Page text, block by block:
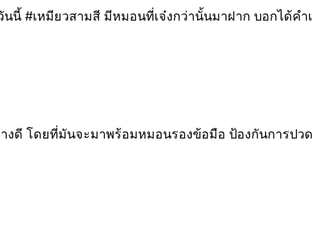
#เหมียวสามสี มีหมอนที่เจ๋งกว่านั้นมาฝาก บอกได้คำ
ดี โดยที่มันจะมาพร้อมหมอนรองข้อมือ ป้องกันการปว